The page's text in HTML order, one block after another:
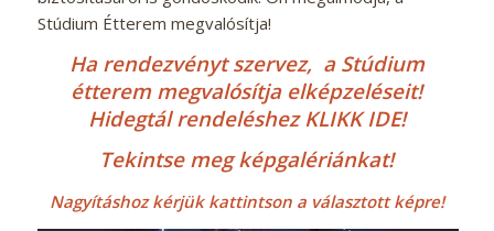
Stúdium Étterem megvalósítja!
Ha rendezvényt szervez, a Stúdium
étterem megvalósítja elképzeléseit!
Hidegtál rendeléshez KLIKK IDE!
Tekintse meg képgalériánkat!
Nagyításhoz kérjük kattintson a választott képre!